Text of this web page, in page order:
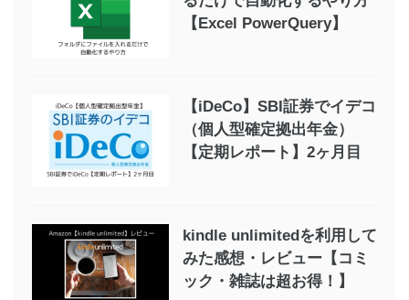
【Excel PowerQuery】
【iDeCo】SBI証券でイデコ
（個人型確定拠出年金）
【定期レポート】2ヶ月目
kindle unlimitedを利用して
みた感想・レビュー【コミ
ック・雑誌は超お得！】